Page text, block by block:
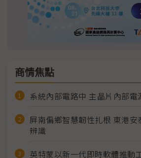
商情焦點
系統內部電路中 主晶片內部電
屏南偏鄉智慧韌性扎根 東港安
辨識
英特蒙以新一代即時軟體推動